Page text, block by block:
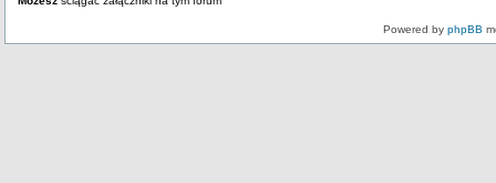
Powered by phpBB